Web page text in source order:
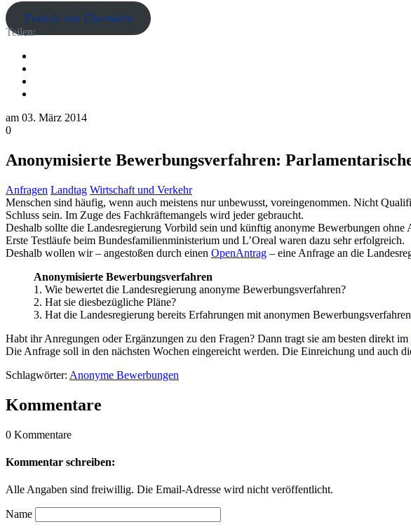
Zurück zur Übersicht
Teilen:
am 03. März 2014
0
Anonymisierte Bewerbungsverfahren:
Anfragen Landtag Wirtschaft und Verkehr
Menschen sind häufig, wenn auch meistens nur unbewusst, voreingenommen. Nicht
Schluss sein. Im Zuge des Fachkräftemangels wird jeder gebraucht.
Deshalb sollte die Landesregierung Vorbild sein und künftig anonyme Bewerbungen
Erste Testläufe beim Bundesfamilienministerium und L’Oreal waren dazu sehr erfolgreich.
Deshalb wollen wir – angestoßen durch einen OpenAntrag – eine Anfrage an die
Anonymisierte Bewerbungsverfahren
1. Wie bewertet die Landesregierung anonyme Bewerbungsverfahren?
2. Hat sie diesbezügliche Pläne?
3. Hat die Landesregierung bereits Erfahrungen mit anonymen
Habt ihr Anregungen oder Ergänzungen zu den Fragen? Dann tragt sie am besten direkt im
Die Anfrage soll in den nächsten Wochen eingereicht werden. Die Einreichung und auch
Schlagwörter: Anonyme Bewerbungen
Kommentare
0 Kommentare
Kommentar schreiben:
Alle Angaben sind freiwillig. Die Email-Adresse wird nicht veröffentlicht.
Name